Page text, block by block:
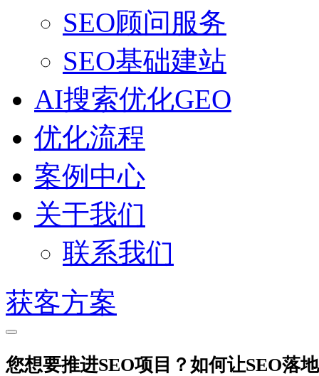
SEO顾问服务
SEO基础建站
AI搜索优化GEO
优化流程
案例中心
关于我们
联系我们
获客方案
您想要推进SEO项目？如何让SEO落